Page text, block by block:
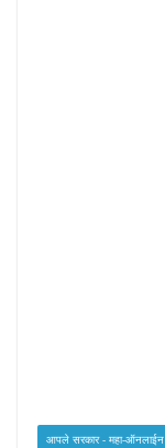
आपले सरकार - महा-ऑनलाईन